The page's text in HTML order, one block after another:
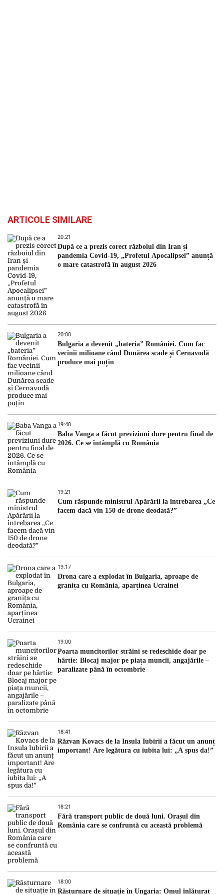
ARTICOLE SIMILARE
20:21
După ce a prezis corect războiul din Iran și
pandemia Covid-19, „Profetul Apocalipsei” anunță
o mare catastrofă în august 2026
20:00
Bulgaria a devenit „bateria” României. Cum fac
vecinii milioane când Dunărea scade și Cernavodă
produce mai puțin
19:40
Baba Vanga a făcut previziuni dure pentru final de
2026. Ce se întâmplă cu România
19:21
Cum răspunde ministrul Apărării la întrebarea „Ce
facem dacă vin 150 de drone deodată?”
19:17
Drona care a explodat în Bulgaria, aproape de
granița cu România, aparținea Ucrainei
19:00
Poarta muncitorilor străini se redeschide doar pe
hârtie: Blocaj major pe piața muncii, angajările –
paralizate până în octombrie
18:41
Răzvan Kovacs de la Insula Iubirii a făcut un anunț
important! Are legătura cu iubita lui: „A spus da!”
18:21
Fără transport public de două luni. Orașul din
România care se confruntă cu această problemă
18:00
Răsturnare de situație în Ungaria: Omul înlăturat